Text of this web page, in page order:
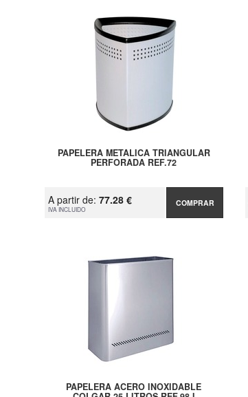
PAPELERA METALICA TRIANGULAR
PERFORADA REF.72
A partir de: 77.28 €
IVA INCLUIDO
COMPRAR
PAPELERA ACERO INOXIDABLE